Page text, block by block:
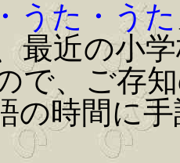
うた・うた
最近の小
で、ご存
の時間に